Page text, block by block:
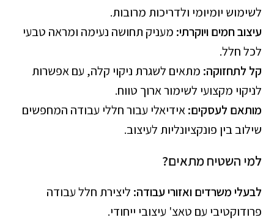
לשימוש יומיומי ולדריכות מרובות.
עיצוב חמים ויוקרתי: מעניק תחושה נעימה ומראה טבעי
לכל חלל.
קל לתחזוקה: מתאים לשגרת ניקוי קלה, עם אפשרות
לניקוי מקצועי לשימור ארוך טווח.
מותאם לעסקים:אידיאלי עבור חללי עבודה המחפשים
שילוב בין פונקציונליות לעיצוב.
למי השטיח מתאים?
לבעלי משרדים ואזורי עבודה: ליצירת חלל עבודה
פרודוקטיבי עם טאצ' עיצובי ייחודי.